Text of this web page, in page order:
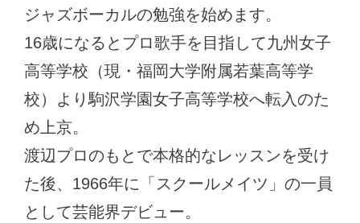
ジャズボーカルの勉強を始めます。
16歳になるとプロ歌手を目指して九州女子
高等学校（現・福岡大学附属若葉高等学
校）より駒沢学園女子高等学校へ転入のた
め上京。
渡辺プロのもとで本格的なレッスンを受け
た後、1966年に「スクールメイツ」の一員
として芸能界デビュー。